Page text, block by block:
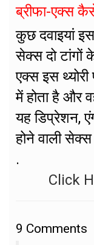
ब्रीफा-एक्स
कुछ दवाइयां
सेक्स दो टांगों
एक्स इस
में होता है और
यह डिप्रेशन,
होने वाली
.
Click
9 Comments